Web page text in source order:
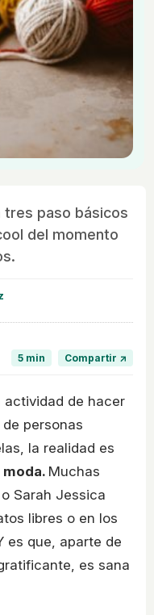
tres paso básicos
del momento
5 min
Compartir ↗
actividad de hacer
personas
la realidad es
Muchas
Sarah Jessica
libres o en los
es que, aparte de
es sana